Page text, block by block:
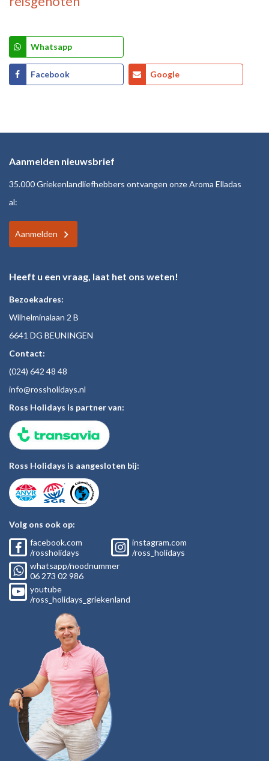
Whatsapp
Facebook Google
Aanmelden nieuwsbrief
35.000 Griekenlandliefhebbers ontvangen onze Aroma Elladas
al:
Aanmelden
Heeft u een vraag, laat het ons weten!
Bezoekadres:
Wilhelminalaan 2 B
6641 DG BEUNINGEN
Contact:
(024) 642 48 48
info@rossholidays.nl
Ross Holidays is partner van:
Ross Holidays is aangesloten bij:
Volg ons ook op:
facebook.com
/rossholidays
instagram.com
/ross_holidays
whatsapp/noodnummer
06 273 02 986
youtube
/ross_holidays_griekenland